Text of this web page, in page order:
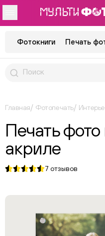
Фотокниги Печать
Главная Фотопечать
Печать фото
акриле
7 отзывов